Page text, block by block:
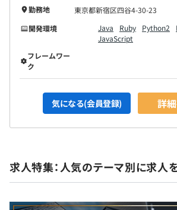
勤務地
東京都新宿区四谷4-30-23
開発環境
Java Ruby Python2
JavaScript
フレームワー
ク
気になる(会員登録) 詳
求人特集：人気のテーマ別に求人